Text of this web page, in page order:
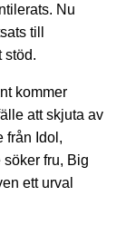
Nu
till
stöd.
kommer
att skjuta av
från Idol,
fru, Big
ett urval